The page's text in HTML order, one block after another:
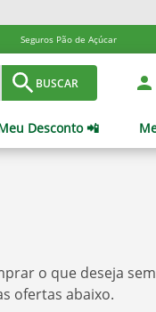
Seguros Pão de Açúcar
BUSCAR
Desconto 📲
o que deseja
ofertas abaixo.